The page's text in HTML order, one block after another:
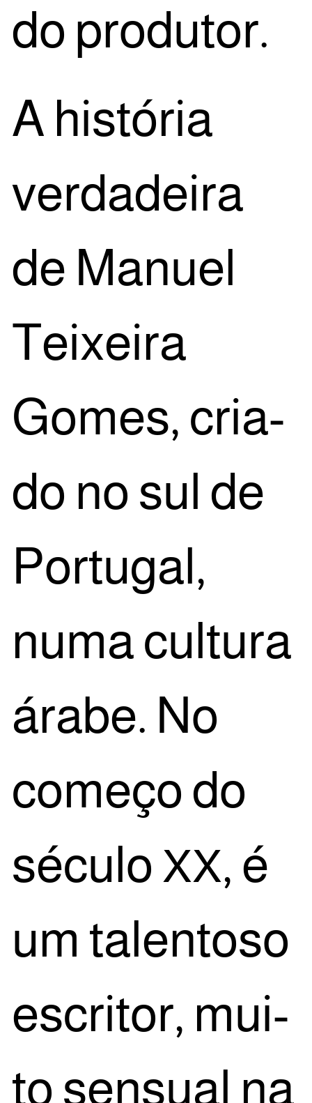
do produtor.
A his­tó­ria
ver­da­dei­ra
de Manu­el
Tei­xei­ra
Gomes, cri­a­
do no sul de
Por­tu­gal,
numa cul­tu­ra
ára­be. No
come­ço do
sécu­lo XX, é
um talen­to­so
escri­tor, mui­
to sen­su­al na